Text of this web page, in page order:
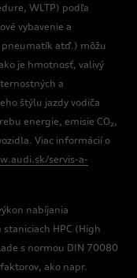
WLTP) podľa
vybavenie a
atď.) môžu
je hmotnosť, valivý
a
štýlu jazdy vodiča
energie, emisie CO₂,
Viac informácií o
servis-a-
nabíjania
HPC (High
s normou DIN 70080
ako napr.